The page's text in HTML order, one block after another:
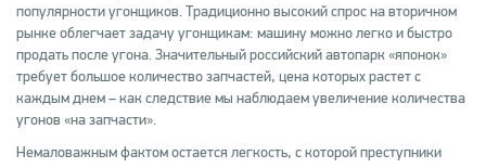
популярности угонщиков. Традиционно высокий спрос на вторичном
рынке облегчает задачу угонщикам: машину можно легко и быстро
продать после угона. Значительный российский автопарк «японок»
требует большое количество запчастей, цена которых растет с
каждым днем – как следствие мы наблюдаем увеличение количества
угонов «на запчасти».
Немаловажным фактом остается легкость, с которой преступники